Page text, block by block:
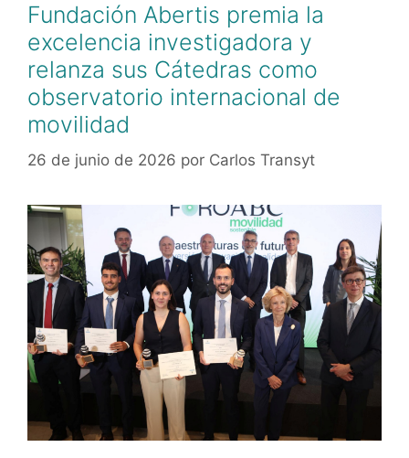
Fundación Abertis premia la
excelencia investigadora y
relanza sus Cátedras como
observatorio internacional de
movilidad
26 de junio de 2026 por Carlos Transyt